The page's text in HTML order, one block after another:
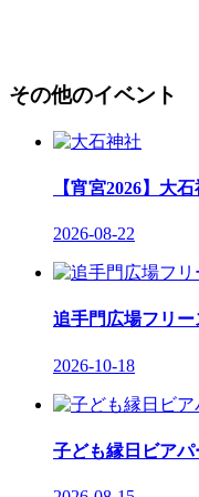
その他のイベント
【宵宮2026】大
2026-08-22
追手門広場フリー
2026-10-18
子ども縁日ビアパ